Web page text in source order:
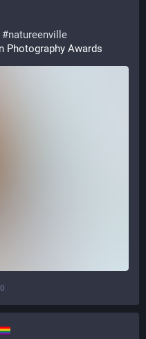
#natureenville
Photography Awards
0